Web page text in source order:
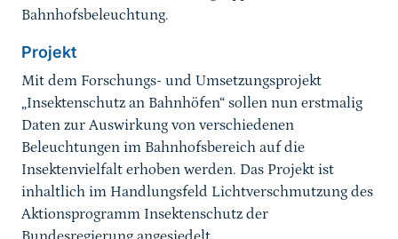
Bahnhofsbeleuchtung.
Projekt
Mit dem Forschungs- und Umsetzungsprojekt
„Insektenschutz an Bahnhöfen“ sollen nun erstmalig
Daten zur Auswirkung von verschiedenen
Beleuchtungen im Bahnhofsbereich auf die
Insektenvielfalt erhoben werden. Das Projekt ist
inhaltlich im Handlungsfeld Lichtverschmutzung des
Aktionsprogramm Insektenschutz der